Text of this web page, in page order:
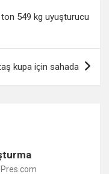
ton 549 kg uyuşturucu
kupa için sahada